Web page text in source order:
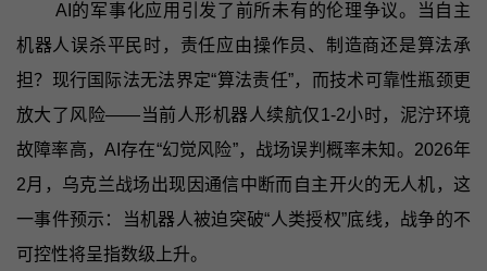
AI的军事化应用引发了前所未有的伦理争议。当自主
机器人误杀平民时，责任应由操作员、制造商还是算法承
担？现行国际法无法界定“算法责任”，而技术可靠性瓶颈更
放大了风险——当前人形机器人续航仅1-2小时，泥泞环境
故障率高，AI存在“幻觉风险”，战场误判概率未知。2026年
2月，乌克兰战场出现因通信中断而自主开火的无人机，这
一事件预示：当机器人被迫突破“人类授权”底线，战争的不
可控性将呈指数级上升。